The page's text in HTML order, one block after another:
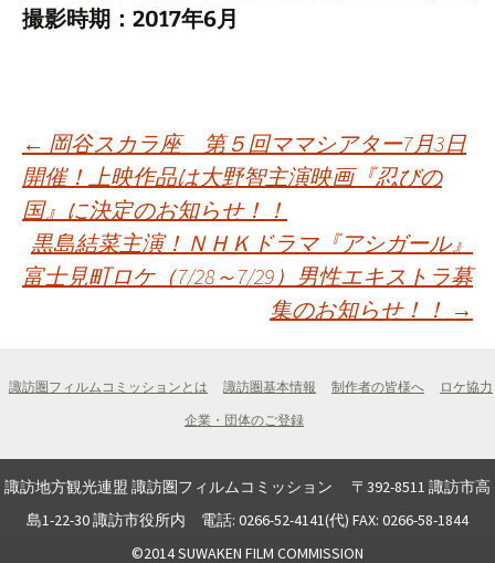
撮影時期：2017年6月
投
稿
ナ
ビ
ー
← 岡谷スカラ座 第５回ママシアター7月3日
開催！上映作品は大野智主演映画『忍びの
国』に決定のお知らせ！！
黒島結菜主演！ＮＨＫドラマ『アシガール』
富士見町ロケ（7/28～7/29）男性エキストラ募
集のお知らせ！！ →
諏訪圏フィルムコミッションとは 諏訪圏基本情報 制作者の皆様へ
ロケ協力
企業・団体のご登録
諏訪地方観光連盟 諏訪圏フィルムコミッション 〒392-8511 諏訪市高
島1-22-30 諏訪市役所内 電話: 0266-52-4141(代) FAX: 0266-58-1844
©2014 SUWAKEN FILM COMMISSION